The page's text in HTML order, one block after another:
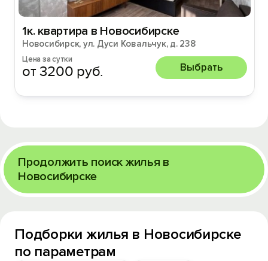
1к. квартира в Новосибирске
Новосибирск, ул. Дуси Ковальчук, д. 238
Цена за сутки
от 3200 руб. Выбрать
Продолжить поиск жилья в
Новосибирске
Подборки жилья в Новосибирске
по параметрам